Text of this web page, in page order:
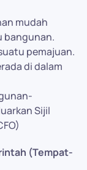
mudah
bangunan.
pemajuan.
di dalam
Sijil
(Tempat-